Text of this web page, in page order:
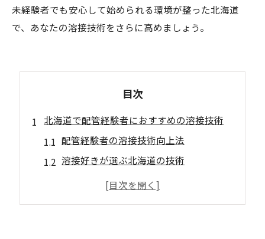
未経験者でも安心して始められる環境が整った北海道
で、あなたの溶接技術をさらに高めましょう。
目次
北海道で配管経験者におすすめの溶接技術
配管経験者の溶接技術向上法
溶接好きが選ぶ北海道の技術
配管と溶接の関係を深掘り